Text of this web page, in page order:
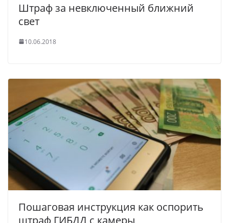
Штраф за невключенный ближний
свет
10.06.2018
Пошаговая инструкция как оспорить